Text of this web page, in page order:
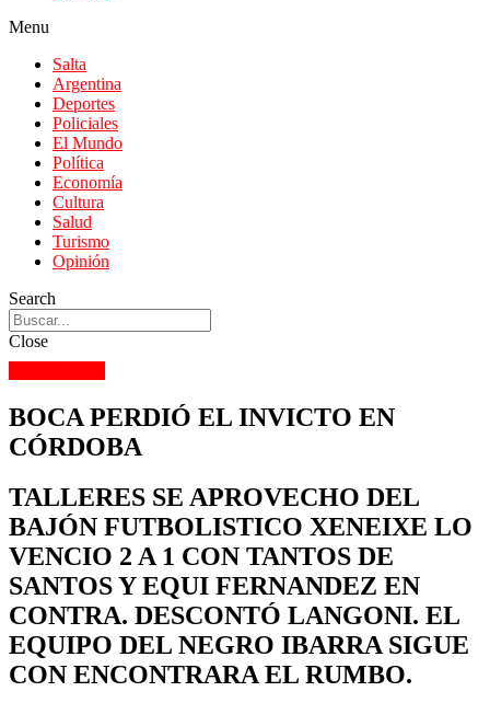
Menu
Salta
Argentina
Deportes
Policiales
El Mundo
Política
Economía
Cultura
Salud
Turismo
Opinión
Search
Close
BOCA PERDIÓ EL INVICTO EN
CÓRDOBA
TALLERES SE APROVECHO DEL
BAJÓN FUTBOLISTICO XENEIXE LO
VENCIO 2 A 1 CON TANTOS DE
SANTOS Y EQUI FERNANDEZ EN
CONTRA. DESCONTÓ LANGONI. EL
EQUIPO DEL NEGRO IBARRA SIGUE
CON ENCONTRARA EL RUMBO.